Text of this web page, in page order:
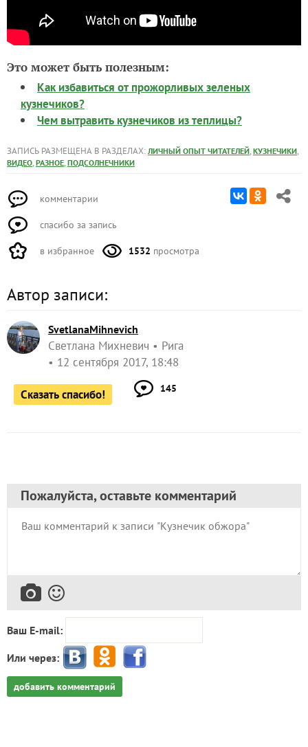
Это может быть полезным:
Как избавиться от прожорливых зеленых
кузнечиков?
Чем вытравить кузнечиков из теплицы?
ЗАПИСЬ РАЗМЕЩЕНА В РАЗДЕЛАХ: ЛИЧНЫЙ ОПЫТ ЧИТАТЕЛЕЙ, КУЗНЕЧИКИ,
ВИДЕО, РАЗНОЕ, ПОДСОЛНЕЧНИКИ
комментарии
спасибо за запись
в избранное 1532 просмотра
Автор записи:
SvetlanaMihnevich
Светлана Михневич
Рига
12 сентября 2017, 18:48
Сказать спасибо! 145
Пожалуйста, оставьте комментарий
Ваш E-mail:
Или через:
добавить комментарий